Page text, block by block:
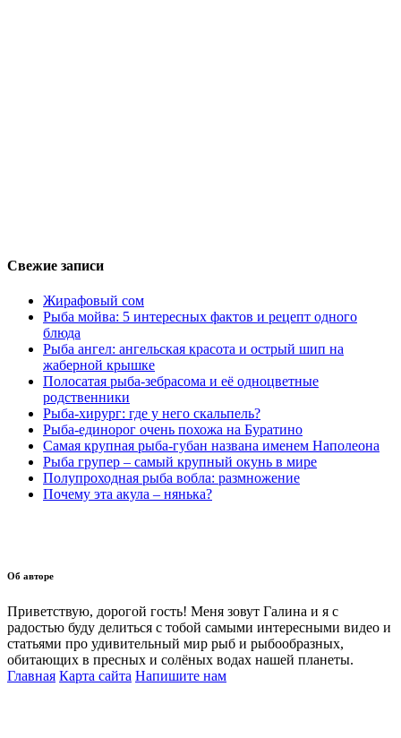
Свежие записи
Жирафовый сом
Рыба мойва: 5 интересных фактов и рецепт одного
блюда
Рыба ангел: ангельская красота и острый шип на
жаберной крышке
Полосатая рыба-зебрасома и её одноцветные
родственники
Рыба-хирург: где у него скальпель?
Рыба-единорог очень похожа на Буратино
Самая крупная рыба-губан названа именем Наполеона
Рыба групер – самый крупный окунь в мире
Полупроходная рыба вобла: размножение
Почему эта акула – нянька?
Об авторе
Приветствую, дорогой гость! Меня зовут Галина и я с
радостью буду делиться с тобой самыми интересными видео и
статьями про удивительный мир рыб и рыбообразных,
обитающих в пресных и солёных водах нашей планеты.
Главная Карта сайта Напишите нам